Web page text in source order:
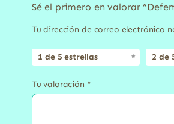
Sé el primero en valorar
Tu dirección de correo electrónico
1 de 5 estrellas 2 de
Tu valoración *